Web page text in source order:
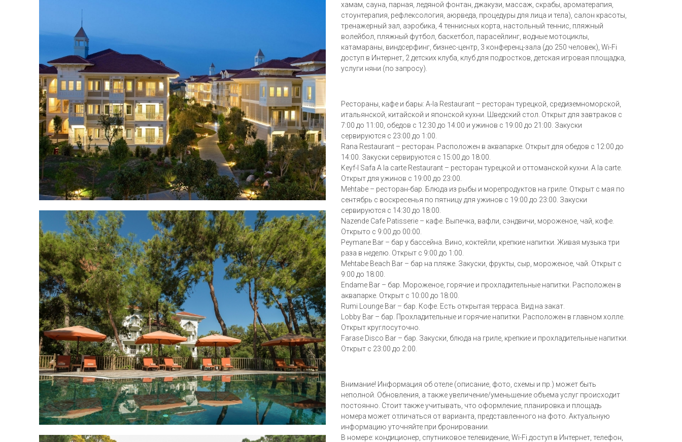
хамам, сауна, парная, ледяной фонтан, джакузи, массаж, скрабы, ароматерапия,
стоунтерапия, рефлексология, аюрведа, процедуры для лица и тела), салон красоты,
тренажерный зал, аэробика, 4 теннисных корта, настольный теннис, пляжный
волейбол, пляжный футбол, баскетбол, парасейлинг, водные мотоциклы,
катамараны, виндсерфинг, бизнес-центр, 3 конференц-зала (до 250 человек), Wi-Fi
доступ в Интернет, 2 детских клуба, клуб для подростков, детская игровая площадка,
услуги няни (по запросу).
Рестораны, кафе и бары: A-la Restaurant – ресторан турецкой, средиземноморской,
итальянской, китайской и японской кухни. Шведский стол. Открыт для завтраков с
7:00 до 11:00, обедов с 12:30 до 14:00 и ужинов с 19:00 до 21:00. Закуски
сервируются с 23:00 до 1:00.
Rana Restaurant – ресторан. Расположен в аквапарке. Открыт для обедов с 12:00 до
14:00. Закуски сервируются с 15:00 до 18:00.
Keyf-I Safa A la carte Restaurant – ресторан турецкой и оттоманской кухни. A la carte.
Открыт для ужинов с 19:00 до 23:00.
Mehtabe – ресторан-бар. Блюда из рыбы и морепродуктов на гриле. Открыт с мая по
сентябрь с воскресенья по пятницу для ужинов с 19:00 до 23:00. Закуски
сервируются с 14:30 до 18:00.
Nazende Cafe Patisserie – кафе. Выпечка, вафли, сэндвичи, мороженое, чай, кофе.
Открыто с 9:00 до 00:00.
Peymane Bar – бар у бассейна. Вино, коктейли, крепкие напитки. Живая музыка три
раза в неделю. Открыт с 9:00 до 1:00.
Mehtabe Beach Bar – бар на пляже. Закуски, фрукты, сыр, мороженое, чай. Открыт с
9:00 до 18:00.
Endame Bar – бар. Мороженое, горячие и прохладительные напитки. Расположен в
аквапарке. Открыт с 10:00 до 18:00.
Rumi Lounge Bar – бар. Кофе. Есть открытая терраса. Вид на закат.
Lobby Bar – бар. Прохладительные и горячие напитки. Расположен в главном холле.
Открыт круглосуточно.
Farase Disco Bar – бар. Закуски, блюда на гриле, крепкие и прохладительные напитки.
Открыт с 23:00 до 2:00.
Внимание! Информация об отеле (описание, фото, схемы и пр.) может быть
неполной. Обновления, а также увеличение/уменьшение объема услуг происходит
постоянно. Стоит также учитывать, что оформление, планировка и площадь
номера может отличаться от варианта, представленного на фото. Актуальную
информацию уточняйте при бронировании.
В номере: кондиционер, спутниковое телевидение, Wi-Fi доступ в Интернет, телефон,